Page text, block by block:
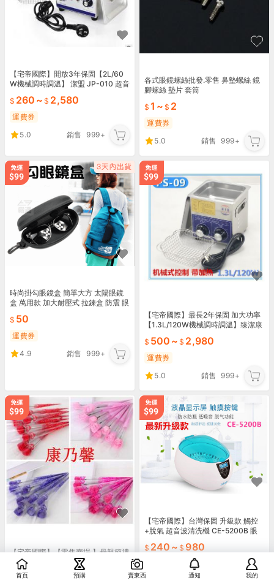
【宅帝國際】開放3年保固【2L/60
W機械調時調溫】 潔盟 JP-010 超音
260 ~ 2,580
運費券
5.0
銷售 999+
各式眼鏡螺絲批發.零售 鼻墊螺絲 鏡
腳螺絲 墊片 套筒
1 ~ 2
運費券
5.0
銷售 999+
時尚掛勾眼鏡盒 簡單大方 太陽眼鏡
盒 萬用款 加大耐壓式 拉鍊盒 防震 眼
50
運費券
4.9
銷售 999+
【宅帝國際】最長2年保固 加大功率
【1.3L/120W機械調時調溫】臻潔康
嘴500 ~ 2,980
運費券
5.0
銷售 999+
【宅帝國際】【零售賣場 】母親節禮
物 康乃馨 花束 婦女節 生日禮物 情人
節禮物 禮品 乾燥花 畢業花
1~
【宅帝國際】台灣保固 升級款 觸控
+脫氣 超音波清洗機 CE-5200B 眼
240 ~ 980
首頁 預購 賣東西 通知 我的